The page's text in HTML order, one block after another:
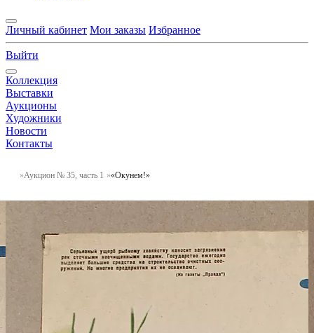
Личный кабинет Мои заказы Избранное
Выйти
Коллекция
Выставки
Аукционы
Художники
Новости
Контакты
Аукцион № 35, часть 1 «Окунем!»